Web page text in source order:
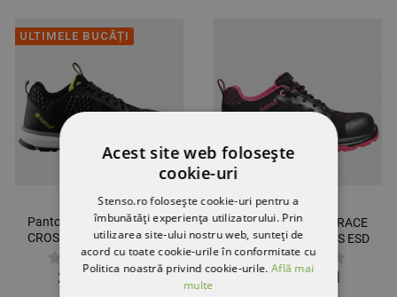
ULTIMELE BUCĂȚI
Pantofi respirabili REVOLT
CROSS BLACK O1 MF ESD
SR
274,34 RON
Pantofi sport scurți RACE
PRO LADY LOW S1PS ESD
181,04 RON
Acest site web folosește
cookie-uri
Stenso.ro folosește cookie-uri pentru a
îmbunătăți experiența utilizatorului. Prin
utilizarea site-ului nostru web, sunteți de
acord cu toate cookie-urile în conformitate cu
Politica noastră privind cookie-urile.Află mai
multe